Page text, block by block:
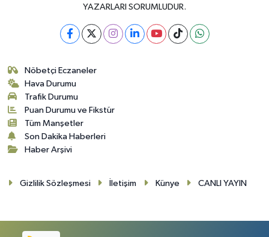
YAZARLARI SORUMLUDUR.
Nöbetçi Eczaneler
Hava Durumu
Trafik Durumu
Puan Durumu ve Fikstür
Tüm Manşetler
Son Dakika Haberleri
Haber Arşivi
Gizlilik Sözleşmesi İletişim Künye CANLI YAYIN